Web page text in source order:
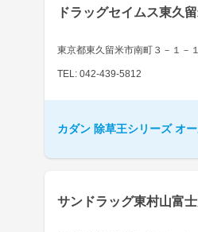
ドラッグセイムス東久
東京都東久留米市南町３－１－
TEL: 042-439-5812
カダン 除草王シリーズ オ
サンドラッグ東村山富